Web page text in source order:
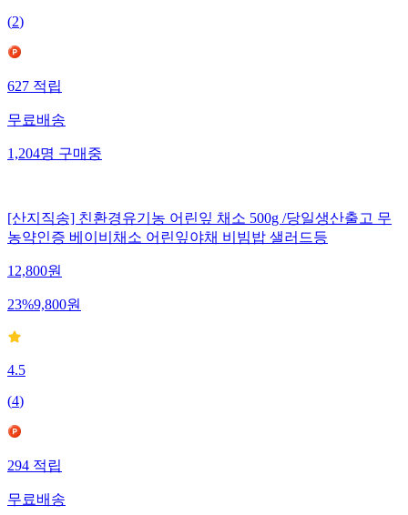
(2)
627 적립
무료배송
1,204명 구매중
[산지직송] 친환경유기농 어린잎 채소 500g /당일생산출고 무
농약인증 베이비채소 어린잎야채 비빔밥 샐러드등
12,800원
23%9,800원
4.5
(4)
294 적립
무료배송